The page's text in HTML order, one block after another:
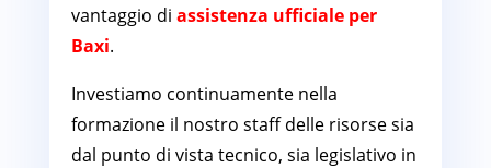
vantaggio di assistenza ufficiale per
Baxi.
Investiamo continuamente nella
formazione il nostro staff delle risorse sia
dal punto di vista tecnico, sia legislativo in